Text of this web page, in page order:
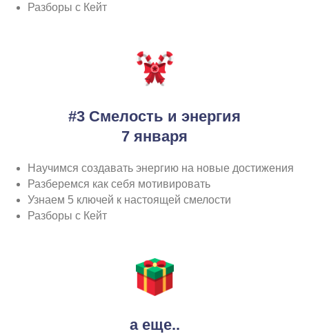
Разборы с Кейт
#3 Смелость и энергия
7 января
Научимся создавать энергию на новые достижения
Разберемся как себя мотивировать
Узнаем 5 ключей к настоящей смелости
Разборы с Кейт
а еще..